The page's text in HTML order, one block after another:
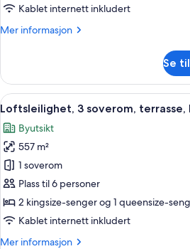
1
seng
Kablet internett inkludert
Mer informasjon
Mer
Suite,
kingsize-
Se
Åpne
alle
bildene
av
Loftsleilighet,
3
soverom,
terrasse,
26
Loftsleilighet, 3 soverom, terrasse,
Byutsikt
557 m²
1 soverom
Plass til 6 personer
2 kingsize-senger og 1 queensize-seng
Kablet internett inkludert
Mer informasjon
Mer